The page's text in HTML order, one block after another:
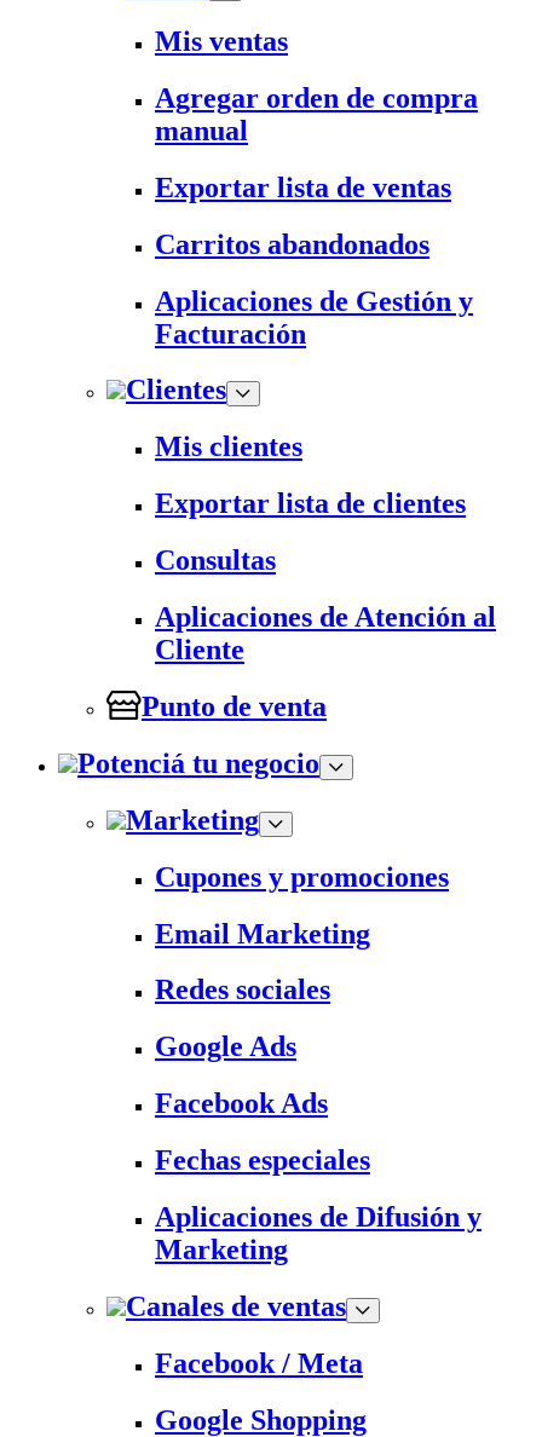
Mis ventas
Agregar orden de compra
manual
Exportar lista de ventas
Carritos abandonados
Aplicaciones de Gestión y
Facturación
Clientes
Mis clientes
Exportar lista de clientes
Consultas
Aplicaciones de Atención al
Cliente
Punto de venta
Potenciá tu negocio
Marketing
Cupones y promociones
Email Marketing
Redes sociales
Google Ads
Facebook Ads
Fechas especiales
Aplicaciones de Difusión y
Marketing
Canales de ventas
Facebook / Meta
Google Shopping